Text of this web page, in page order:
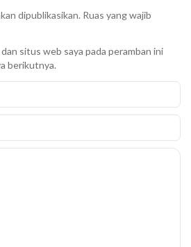
dipublikasikan. Ruas yang wajib
dan situs web saya pada peramban ini
berikutnya.